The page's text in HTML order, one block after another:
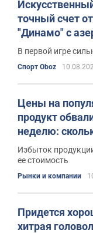
точный счет
"Динамо" с
Лиге
В первой игре
Спорт Oboz
Цены на
продукт
неделю:
Избыток
ее стоимость
Рынки и компании
Придется
хитрая